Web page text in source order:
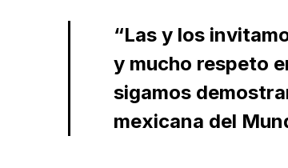
“Las y los
y mucho respeto
sigamos
mexicana del